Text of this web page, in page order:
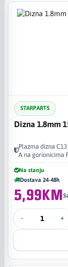
STARPARTS
Dizna 1.8mm
Plazma dizna
A na gorionicima
Na stanju
Dostava 24-48h
5,99KM
- +